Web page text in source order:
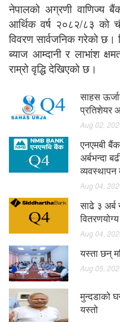
नेपालको अग्रणी वाणिज्य
आर्थिक वर्ष २०८२/८३ को
विवरण सार्वजनिक गरेको
ब्याज आम्दानी र लाभांश
राम्रो वृद्धि देखिएको छ।
साहस
प्रतिशेयर
Aug 02,
एनएमबी
अर्बभन्दा
व्यवस्थापन
Aug 04,
साढे ३ अर्ब
Aug 04,
यस्ता छन्
Aug 05,
मुन्दडाको
यस्तो